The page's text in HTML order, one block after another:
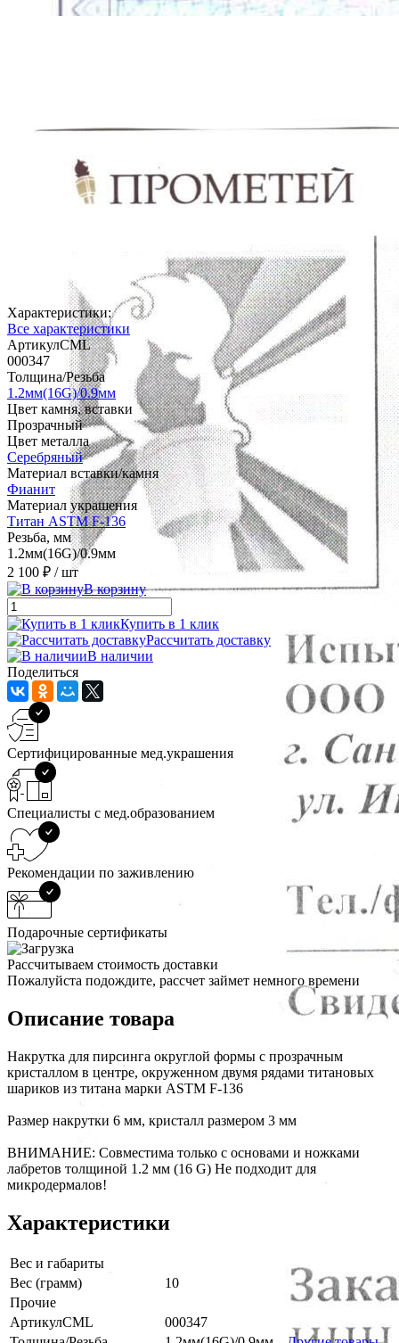
Характеристики:
Все характеристики
АртикулCML
000347
Толщина/Резьба
1.2мм(16G)/0.9мм
Цвет камня, вставки
Прозрачный
Цвет металла
Серебряный
Материал вставки/камня
Фианит
Материал украшения
Титан ASTM F-136
Резьба, мм
1.2мм(16G)/0.9мм
2 100 ₽ / шт
В корзину
Купить в 1 клик
Рассчитать доставку
В наличии
Поделиться
Сертифицированные мед.украшения
Специалисты с мед.образованием
Рекомендации по заживлению
Подарочные сертификаты
Рассчитываем стоимость доставки
Пожалуйста подождите, рассчет займет немного времени
Описание товара
Накрутка для пирсинга округлой формы с прозрачным
кристаллом в центре, окруженном двумя рядами титановых
шариков из титана марки ASTM F-136
Размер накрутки 6 мм, кристалл размером 3 мм
ВНИМАНИЕ: Совместима только с основами и ножками
лабретов толщиной 1.2 мм (16 G) Не подходит для
микродермалов!
Характеристики
Вес и габариты
Вес (грамм)
10
Прочие
АртикулCML
000347